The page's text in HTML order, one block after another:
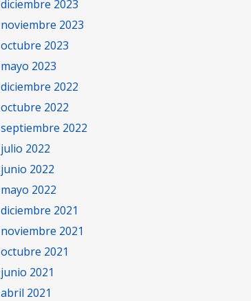
diciembre 2023
noviembre 2023
octubre 2023
mayo 2023
diciembre 2022
octubre 2022
septiembre 2022
julio 2022
junio 2022
mayo 2022
diciembre 2021
noviembre 2021
octubre 2021
junio 2021
abril 2021